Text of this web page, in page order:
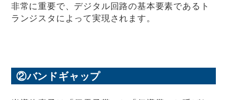
非常に重要で、デジタル回路の基本要素であるト
ランジスタによって実現されます。
②バンドギャップ